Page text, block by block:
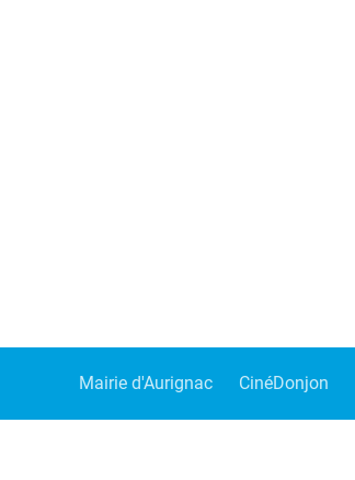
Mairie d'Aurignac CinéDonjon